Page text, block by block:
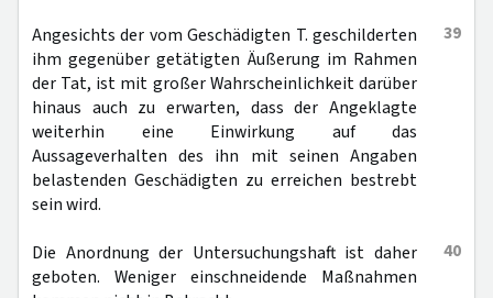
39
Angesichts der vom Geschädigten T. geschilderten
ihm gegenüber getätigten Äußerung im Rahmen
der Tat, ist mit großer Wahrscheinlichkeit darüber
hinaus auch zu erwarten, dass der Angeklagte
weiterhin eine Einwirkung auf das
Aussageverhalten des ihn mit seinen Angaben
belastenden Geschädigten zu erreichen bestrebt
sein wird.
40
Die Anordnung der Untersuchungshaft ist daher
geboten. Weniger einschneidende Maßnahmen